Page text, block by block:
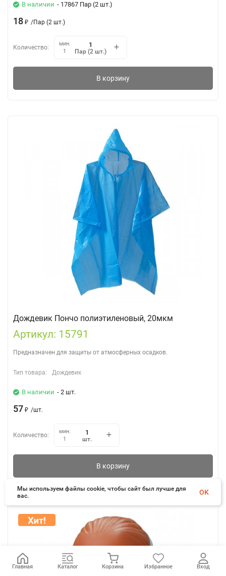
В наличии - 17867 Пар (2 шт.)
18 ₽ /Пар (2 шт.)
Количество:
мин.
1
Пар (2 шт.)
В корзину
Дождевик Пончо полиэтиленовый, 20мкм
Артикул: 15791
Предназначен для защиты от атмосферных осадков.
Тип товара: Дождевик
В наличии - 2 шт.
57 ₽ /шт.
Количество:
мин.
1
шт.
В корзину
Главная Каталог Корзина Избранное Вход
Мы используем файлы cookie, чтобы сайт был лучше для
вас.
OK